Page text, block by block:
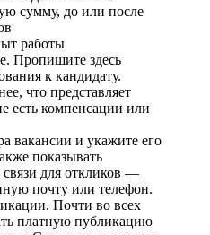
сумму, до или после
работы
Пропишите здесь
к кандидату.
что представляет
есть компенсации или
вакансии и укажите его
показывать
для откликов —
почту или телефон.
Почти во всех
платную публикацию